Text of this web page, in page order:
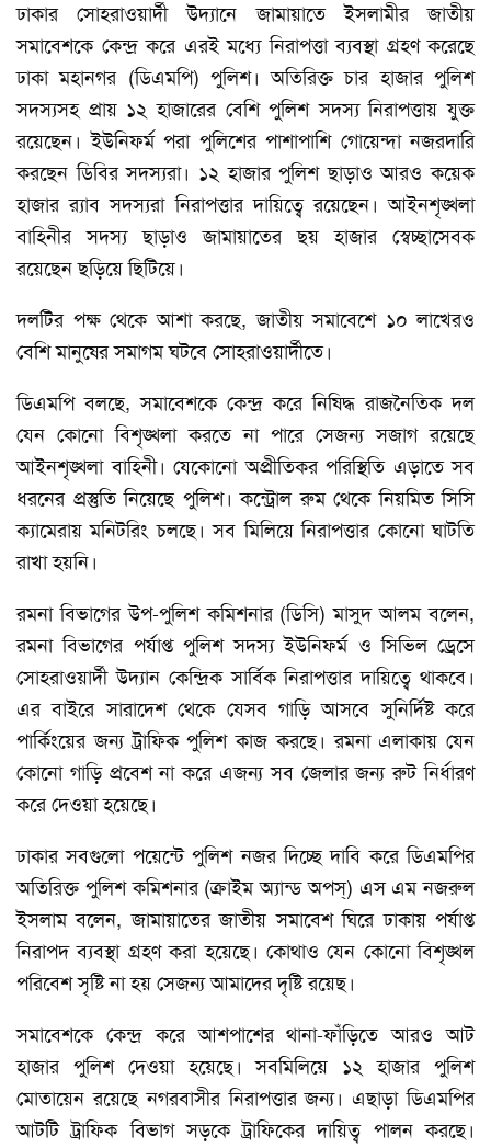
ঢাকার সোহরাওয়ার্দী উদ্যানে জামায়াতে ইসলামীর জাতীয়
সমাবেশকে কেন্দ্র করে এরই মধ্যে নিরাপত্তা ব্যবস্থা গ্রহণ করেছে
ঢাকা মহানগর (ডিএমপি) পুলিশ। অতিরিক্ত চার হাজার পুলিশ
সদস্যসহ প্রায় ১২ হাজারের বেশি পুলিশ সদস্য নিরাপত্তায় যুক্ত
রয়েছেন। ইউনিফর্ম পরা পুলিশের পাশাপাশি গোয়েন্দা নজরদারি
করছেন ডিবির সদস্যরা। ১২ হাজার পুলিশ ছাড়াও আরও কয়েক
হাজার র‍্যাব সদস্যরা নিরাপত্তার দায়িত্বে রয়েছেন। আইনশৃঙ্খলা
বাহিনীর সদস্য ছাড়াও জামায়াতের ছয় হাজার স্বেচ্ছাসেবক
রয়েছেন ছড়িয়ে ছিটিয়ে।
দলটির পক্ষ থেকে আশা করছে, জাতীয় সমাবেশে ১০ লাখেরও
বেশি মানুষের সমাগম ঘটবে সোহরাওয়ার্দীতে।
ডিএমপি বলছে, সমাবেশকে কেন্দ্র করে নিষিদ্ধ রাজনৈতিক দল
যেন কোনো বিশৃঙ্খলা করতে না পারে সেজন্য সজাগ রয়েছে
আইনশৃঙ্খলা বাহিনী। যেকোনো অপ্রীতিকর পরিস্থিতি এড়াতে সব
ধরনের প্রস্তুতি নিয়েছে পুলিশ। কন্ট্রোল রুম থেকে নিয়মিত সিসি
ক্যামেরায় মনিটরিং চলছে। সব মিলিয়ে নিরাপত্তার কোনো ঘাটতি
রাখা হয়নি।
রমনা বিভাগের উপ-পুলিশ কমিশনার (ডিসি) মাসুদ আলম বলেন,
রমনা বিভাগের পর্যাপ্ত পুলিশ সদস্য ইউনিফর্ম ও সিভিল ড্রেসে
সোহরাওয়ার্দী উদ্যান কেন্দ্রিক সার্বিক নিরাপত্তার দায়িত্বে থাকবে।
এর বাইরে সারাদেশ থেকে যেসব গাড়ি আসবে সুনির্দিষ্ট করে
পার্কিংয়ের জন্য ট্রাফিক পুলিশ কাজ করছে। রমনা এলাকায় যেন
কোনো গাড়ি প্রবেশ না করে এজন্য সব জেলার জন্য রুট নির্ধারণ
করে দেওয়া হয়েছে।
ঢাকার সবগুলো পয়েন্টে পুলিশ নজর দিচ্ছে দাবি করে ডিএমপির
অতিরিক্ত পুলিশ কমিশনার (ক্রাইম অ্যান্ড অপস্) এস এম নজরুল
ইসলাম বলেন, জামায়াতের জাতীয় সমাবেশ ঘিরে ঢাকায় পর্যাপ্ত
নিরাপদ ব্যবস্থা গ্রহণ করা হয়েছে। কোথাও যেন কোনো বিশৃঙ্খল
পরিবেশ সৃষ্টি না হয় সেজন্য আমাদের দৃষ্টি রয়েছ।
সমাবেশকে কেন্দ্র করে আশপাশের থানা-ফাঁড়িতে আরও আট
হাজার পুলিশ দেওয়া হয়েছে। সবমিলিয়ে ১২ হাজার পুলিশ
মোতায়েন রয়েছে নগরবাসীর নিরাপত্তার জন্য। এছাড়া ডিএমপির
আটটি ট্রাফিক বিভাগ সড়কে ট্রাফিকের দায়িত্ব পালন করছে।